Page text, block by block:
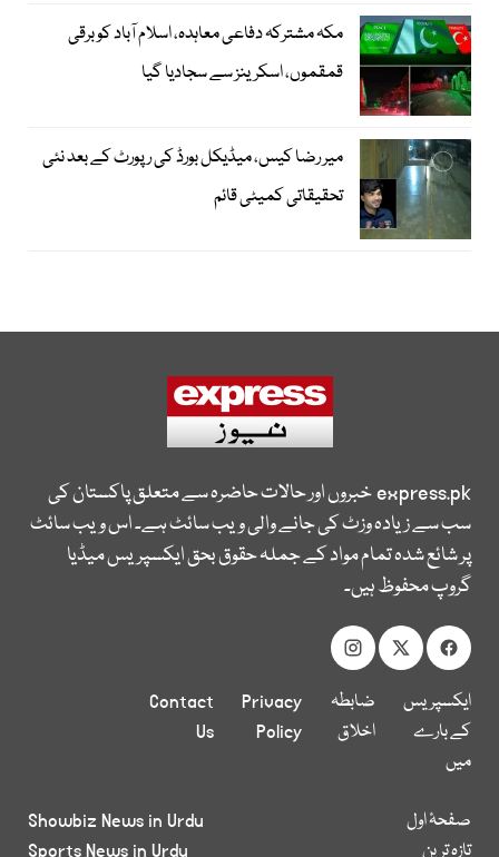
مکہ مشترکہ دفاعی معاہدہ، اسلام آباد کو برقی
قمقموں، اسکرینز سے سجادیا گیا
میر رضا کیس، میڈیکل بورڈ کی رپورٹ کے بعد نئی
تحقیقاتی کمیٹی قائم
express.pkخبروں اور حالات حاضرہ سے متعلق پاکستان کی
سب سے زیادہ وزٹ کی جانے والی ویب سائٹ ہے۔ اس ویب سائٹ
پر شائع شدہ تمام مواد کے جملہ حقوق بحق ایکسپریس میڈیا
گروپ محفوظ ہیں۔
ایکسپریس
کے بارے
میں
ضابطہ
اخلاق
Privacy
Policy
Contact
Us
صفحۂ اول
تازہ ترین
Showbiz News in Urdu
Sports News in Urdu